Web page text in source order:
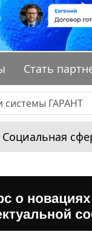
Стать
Социальная